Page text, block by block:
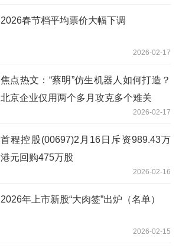
2026春节档平均票价大幅下调
2026-02-17
焦点热文：“蔡明”仿生机器人如何打造？
北京企业仅用两个多月攻克多个难关
2026-02-17
首程控股(00697)2月16日斥资989.43万
港元回购475万股
2026-02-16
2026年上市新股“大肉签”出炉（名单）
2026-02-15